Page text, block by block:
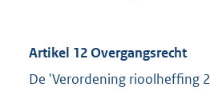
Artikel 12 Overgangsrecht
De 'Verordening rioolheffing